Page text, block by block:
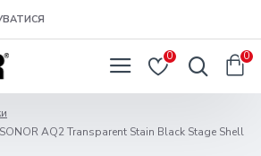
0 0
AQ2 Transparent Stain Black Stage Shell